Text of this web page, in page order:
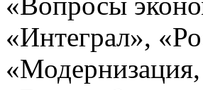
«Интеграл»,